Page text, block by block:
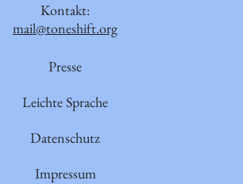
Kontakt:
mail@toneshift.org
Presse
Leichte Sprache
Datenschutz
Impressum